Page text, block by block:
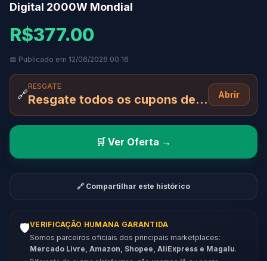
Digital 2000W Mondial
R$377.00
📅 Publicado em 12/06/2026 00:16
🔗
RESGATE
Resgate todos os cupons desta página Abrir
🛒 Ver Oferta →
🔗 Compartilhar este histórico
🛡️VERIFICAÇÃO HUMANA GARANTIDA
Somos parceiros oficiais dos principais marketplaces:
Mercado Livre, Amazon, Shopee, AliExpress e Magalu.